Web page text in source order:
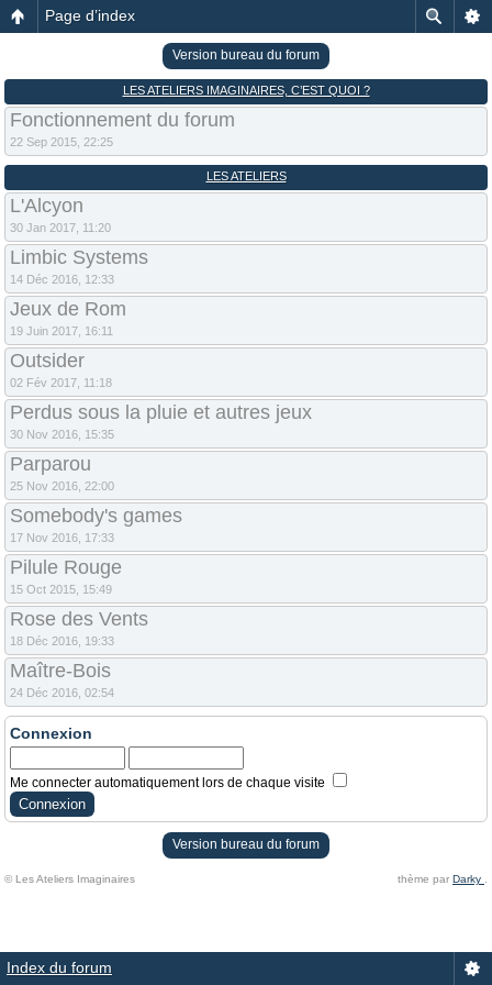
Page d’index
Version bureau du forum
LES ATELIERS IMAGINAIRES, C’EST QUOI ?
Fonctionnement du forum
22 Sep 2015, 22:25
LES ATELIERS
L'Alcyon
30 Jan 2017, 11:20
Limbic Systems
14 Déc 2016, 12:33
Jeux de Rom
19 Juin 2017, 16:11
Outsider
02 Fév 2017, 11:18
Perdus sous la pluie et autres jeux
30 Nov 2016, 15:35
Parparou
25 Nov 2016, 22:00
Somebody's games
17 Nov 2016, 17:33
Pilule Rouge
15 Oct 2015, 15:49
Rose des Vents
18 Déc 2016, 19:33
Maître-Bois
24 Déc 2016, 02:54
Connexion
Me connecter automatiquement lors de chaque visite
Version bureau du forum
© Les Ateliers Imaginaires thème par Darky
Index du forum